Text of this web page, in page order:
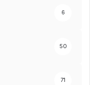
6
50
71